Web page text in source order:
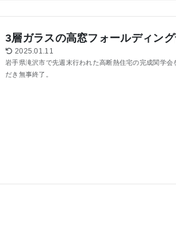
3層ガラスの高窓フォールディン
2025.01.11
岩手県滝沢市で先週末行われた高断熱住宅の完成関学会
だき無事終了。